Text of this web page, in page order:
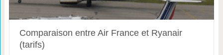
Comparaison entre Air France et Ryanair
(tarifs)